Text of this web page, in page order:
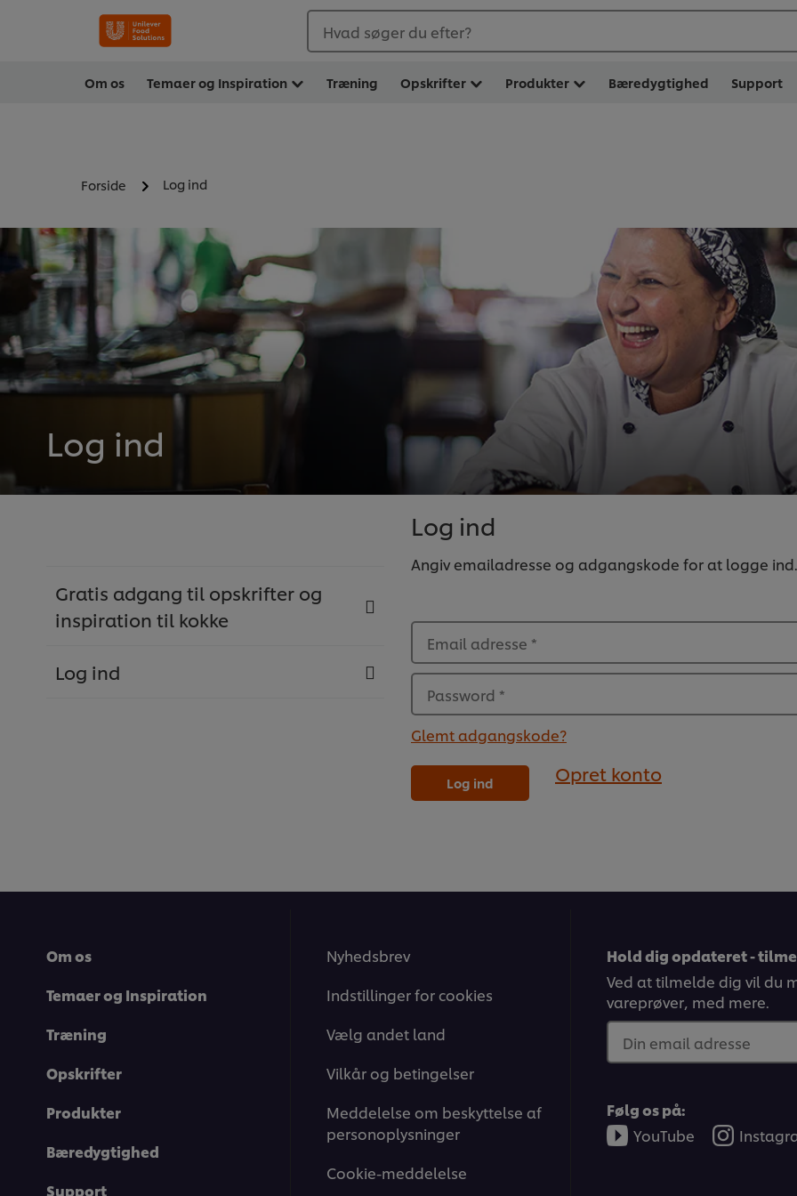
Hvad søger du efter?
Om os Temaer og Inspiration Træning Opskrifter Produkter Bæredygtighed Support
Forside Log ind
Log ind
Log ind
Angiv emailadresse og adgangskode for at logge ind.
Email adresse *
Password *
Glemt adgangskode?
Log ind Opret konto
Gratis adgang til opskrifter og
inspiration til kokke
Log ind
Om os
Temaer og Inspiration
Træning
Opskrifter
Produkter
Bæredygtighed
Support
Nyhedsbrev
Indstillinger for cookies
Vælg andet land
Vilkår og betingelser
Meddelelse om beskyttelse af
personoplysninger
Cookie-meddelelse
Hold dig opdateret -
Ved at tilmelde dig vil du
vareprøver, med mere.
Din email adresse
Følg os på:
YouTube